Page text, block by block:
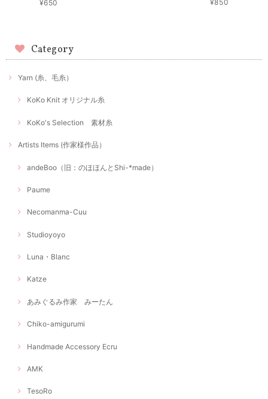
¥650 ¥850
Category
Yarn (糸、毛糸）
KoKo Knit オリジナル糸
KoKo's Selection 素材糸
Artists Items (作家様作品）
andeBoo（旧：のほほんとShi-*made）
Paume
Necomanma-Cuu
Studioyoyo
Luna・Blanc
Katze
あみぐるみ作家 みーたん
Chiko-amigurumi
Handmade Accessory Ecru
AMK
TesoRo